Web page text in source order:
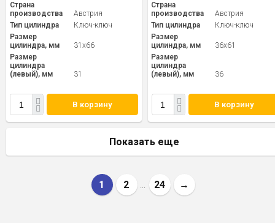
Страна
производства
Австрия
Тип цилиндра
Ключ-ключ
Размер
цилиндра, мм
31x66
Размер
цилиндра
(левый), мм
31
В корзину
Страна
производства
Австрия
Тип цилиндра
Ключ-ключ
Размер
цилиндра, мм
36x61
Размер
цилиндра
(левый), мм
36
В корзину
Показать еще
1 2 ... 24 →